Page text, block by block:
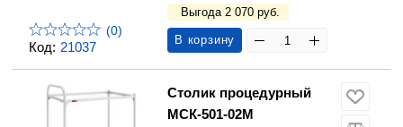
Код: 21037
(0)
Выгода 2 070 руб.
В корзину
Столик процедурный
МСК-501-02М